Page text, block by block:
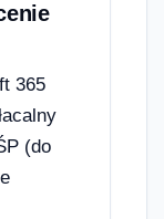
365
(do